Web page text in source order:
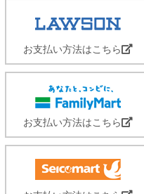
お支払い方法はこちら
お支払い方法はこちら